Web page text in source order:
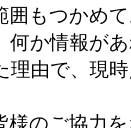
囲もつかめ
何か情報が
理由で、現
様のご協力